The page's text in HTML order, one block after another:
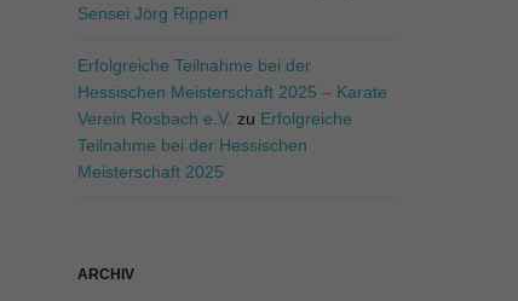
Sensei Jörg Rippert
Erfolgreiche Teilnahme bei der
Hessischen Meisterschaft 2025 – Karate
Verein Rosbach e.V. zu Erfolgreiche
Teilnahme bei der Hessischen
Meisterschaft 2025
ARCHIV